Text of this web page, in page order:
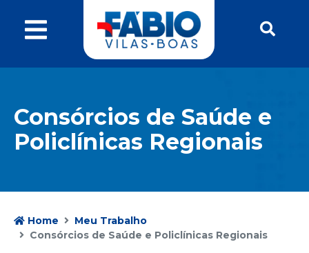
Consórcios de Saúde e
Policlínicas Regionais
Home
Meu Trabalho
Consórcios de Saúde e Policlínicas Regionais